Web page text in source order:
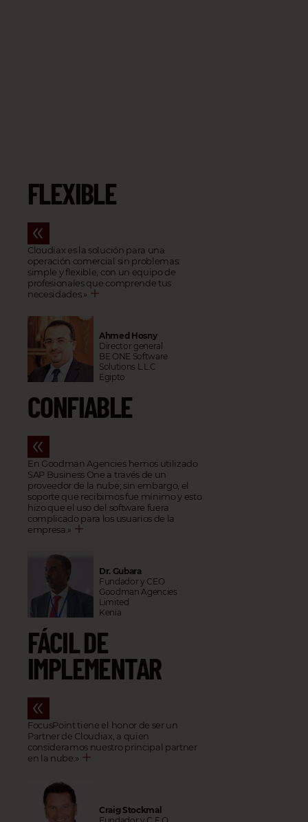
FLEXIBLE
Cloudiax es la solución para una
operación comercial sin problemas:
simple y flexible, con un equipo de
profesionales que comprende tus
necesidades.»
Ahmed Hosny
Director general
BE ONE Software
Solutions L.L.C
Egipto
CONFIABLE
En Goodman Agencies hemos utilizado
SAP Business One a través de un
proveedor de la nube; sin embargo, el
soporte que recibimos fue mínimo y esto
hizo que el uso del software fuera
complicado para los usuarios de la
empresa. »
Dr. Gubara
Fundador y CEO
Goodman Agencies
Limited
Kenia
FÁCIL DE
IMPLEMENTAR
FocusPoint tiene el honor de ser un
Partner de Cloudiax, a quien
consideramos nuestro principal partner
en la nube. »
Craig Stockmal